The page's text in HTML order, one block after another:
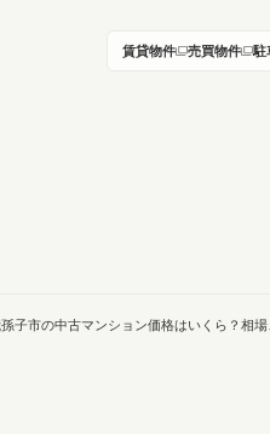
賃貸物件 売買物件 駐
子市の中古マンション価格はいくら？相